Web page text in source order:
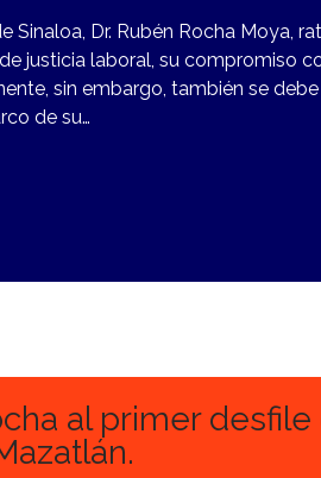
Sinaloa, Dr. Rubén Rocha Moya,
justicia laboral, su compromiso
sin embargo, también se
de su…
al primer desfile